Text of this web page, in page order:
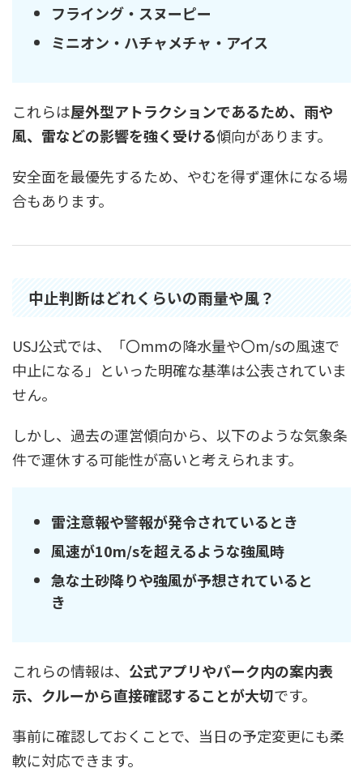
フライング・スヌーピー
ミニオン・ハチャメチャ・アイス
これらは屋外型アトラクションであるため、雨や
風、雷などの影響を強く受ける傾向があります。
安全面を最優先するため、やむを得ず運休になる場
合もあります。
中止判断はどれくらいの雨量や風？
USJ公式では、「〇mmの降水量や〇m/sの風速で
中止になる」といった明確な基準は公表されていま
せん。
しかし、過去の運営傾向から、以下のような気象条
件で運休する可能性が高いと考えられます。
雷注意報や警報が発令されているとき
風速が10m/sを超えるような強風時
急な土砂降りや強風が予想されていると
き
これらの情報は、 公式アプリやパーク内の案内表
示、クルーから直接確認することが大切です。
事前に確認しておくことで、当日の予定変更にも柔
軟に対応できます。